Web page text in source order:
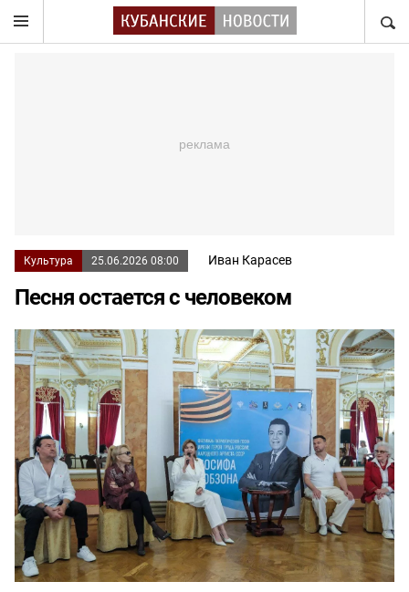
Культура 25.06.2026 08:00 Иван Карасев
Песня остается с человеком